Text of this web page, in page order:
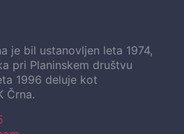
je bil ustanovljen leta 1974,
pri Planinskem društvu
1996 deluje kot
Črna.